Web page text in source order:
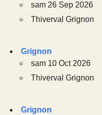
sam 26 Sep 2026
Thiverval Grignon
Grignon
sam 10 Oct 2026
Thiverval Grignon
Grignon